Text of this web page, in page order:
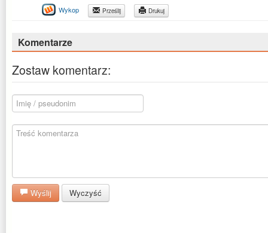
Wykop Prześlij Drukuj
Komentarze
Zostaw komentarz:
Wyślij Wyczyść